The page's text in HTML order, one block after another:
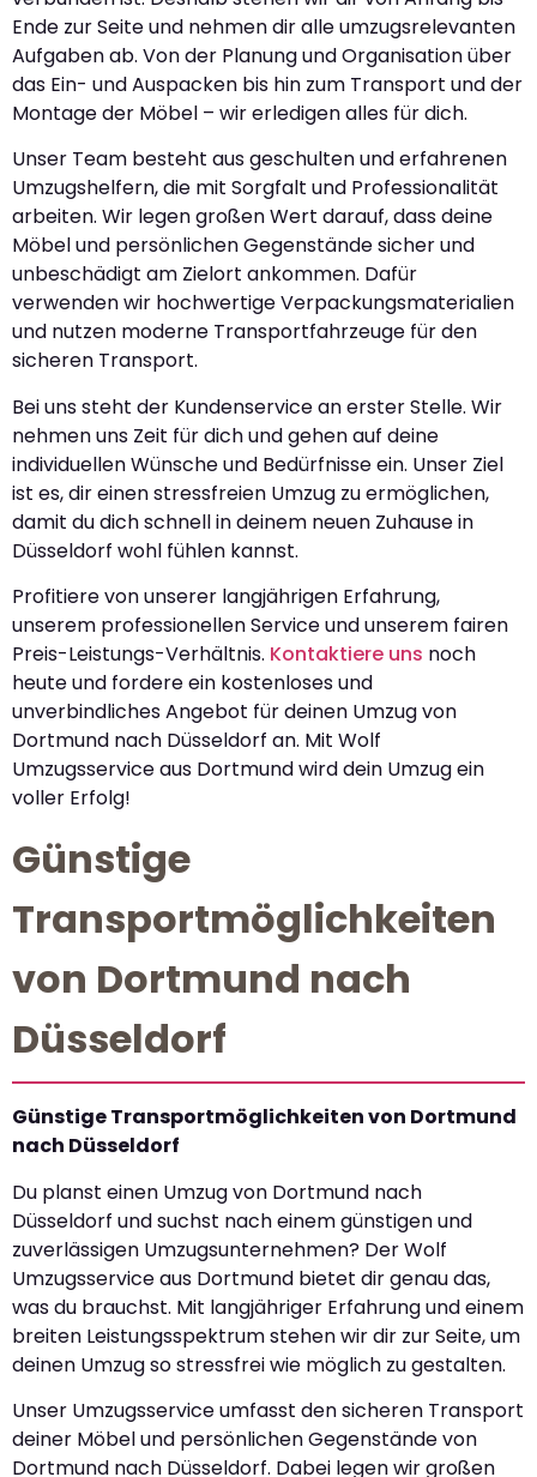
Ende zur Seite und nehmen dir alle umzugsrelevanten
Aufgaben ab. Von der Planung und Organisation über
das Ein- und Auspacken bis hin zum Transport und der
Montage der Möbel – wir erledigen alles für dich.
Unser Team besteht aus geschulten und erfahrenen
Umzugshelfern, die mit Sorgfalt und Professionalität
arbeiten. Wir legen großen Wert darauf, dass deine
Möbel und persönlichen Gegenstände sicher und
unbeschädigt am Zielort ankommen. Dafür
verwenden wir hochwertige Verpackungsmaterialien
und nutzen moderne Transportfahrzeuge für den
sicheren Transport.
Bei uns steht der Kundenservice an erster Stelle. Wir
nehmen uns Zeit für dich und gehen auf deine
individuellen Wünsche und Bedürfnisse ein. Unser Ziel
ist es, dir einen stressfreien Umzug zu ermöglichen,
damit du dich schnell in deinem neuen Zuhause in
Düsseldorf wohl fühlen kannst.
Profitiere von unserer langjährigen Erfahrung,
unserem professionellen Service und unserem fairen
Preis-Leistungs-Verhältnis. Kontaktiere uns noch
heute und fordere ein kostenloses und
unverbindliches Angebot für deinen Umzug von
Dortmund nach Düsseldorf an. Mit Wolf
Umzugsservice aus Dortmund wird dein Umzug ein
voller Erfolg!
Günstige
Transportmöglichkeiten
von Dortmund nach
Düsseldorf
Günstige Transportmöglichkeiten von Dortmund
nach Düsseldorf
Du planst einen Umzug von Dortmund nach
Düsseldorf und suchst nach einem günstigen und
zuverlässigen Umzugsunternehmen? Der Wolf
Umzugsservice aus Dortmund bietet dir genau das,
was du brauchst. Mit langjähriger Erfahrung und einem
breiten Leistungsspektrum stehen wir dir zur Seite, um
deinen Umzug so stressfrei wie möglich zu gestalten.
Unser Umzugsservice umfasst den sicheren Transport
deiner Möbel und persönlichen Gegenstände von
Dortmund nach Düsseldorf. Dabei legen wir großen